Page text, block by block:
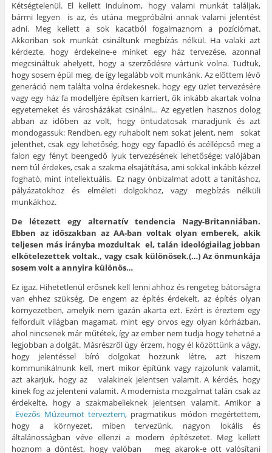
Kétségtelenül. El kellett indulnom, hogy valami munkát találjak,
bármi legyen is az, és utána megpróbálni annak valami jelentést
adni. Meg kellett a sok kacatból fogalmaznom a pozíciómat.
Akkoriban sok munkát csináltunk megbízás nélkül. Ha valaki azt
kérdezte, hogy érdekelne-e minket egy ház tervezése, azonnal
megcsináltuk ahelyett, hogy a szerződésre vártunk volna. Tudtuk,
hogy sosem épül meg, de így legalább volt munkánk. Az előttem lévő
generáció nem találta volna érdekesnek. hogy egy üzlet tervezésére
vagy egy ház fa modelljére építsen karriert, ők inkább akartak volna
egyetemeket és városházákat csinálni… Az egyetlen hasznos dolog
abban az időben az volt, hogy öntudatosak maradjunk és azt
mondogassuk: Rendben, egy ruhabolt nem sokat jelent, nem sokat
jelenthet, csak egy lehetőség, hogy egy fapadló és acéllépcső meg a
falon egy fényt beengedő lyuk tervezésének lehetősége; valójában
nem túl érdekes, csak a szakma elsajátítása, ami sokkal inkább kézzel
fogható, mint intellektuális. Ez nagy önbizalmat adott a tanításhoz,
pályázatokhoz és elméleti dolgokhoz, vagy megbízás nélküli
munkákhoz.
De létezett egy alternatív tendencia Nagy-Britanniában.
Ebben az időszakban az AA-ban voltak olyan emberek, akik
teljesen más irányba mozdultak el, talán ideológiailag jobban
elkötelezettek voltak., vagy csak különösek.(…) Az önmunkája
sosem volt a annyira különös…
Ez igaz. Hihetetlenül erősnek kell lenni ahhoz és rengeteg bátorságra
van ehhez szükség. De engem az építés érdekelt, az építés olyan
környezetben, amelyik nem igazán akarta ezt. Ezért is éreztem egy
felfordult világban magamat, mint egy orvos egy olyan kórházban,
ahol nincsenek már műtétek, így az ember nem tudja hogy tehetné a
legjobban a dolgát. Másrészről úgy érzem, hogy él közöttünk a vágy,
hogy jelentéssel bíró dolgokat hozzunk létre, azt hiszem
kommunikálnunk kell, mert mikor építünk vagy rajzolunk valamit,
azt akarjuk, hogy az valakinek jelentsen valamit. A kérdés, hogy
kinek fog az jelenteni valamit. A modernista mozgalmat talán csak az
érdekelte, hogy a szakmabelieknek jelentsen valamit. Amikor a
Evezős Múzeumot terveztem, pragmatikus módon megértettem,
hogy a környezet, miben tervezünk, nagyon lokális és
általánosságban véve ellenzi a modern építészetet. Meg kellett
hoznom a döntést, hogy valóban meg akarok-e ott valósítani